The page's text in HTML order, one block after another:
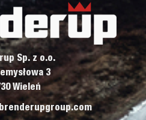
Sp. z o.o.
3
Wieleń